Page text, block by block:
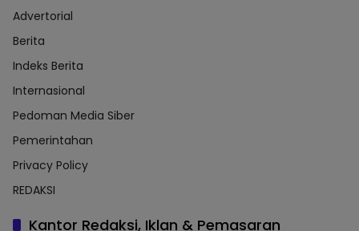
Advertorial
Berita
Indeks Berita
Internasional
Pedoman Media Siber
Pemerintahan
Privacy Policy
REDAKSI
Kantor Redaksi, Iklan & Pemasaran